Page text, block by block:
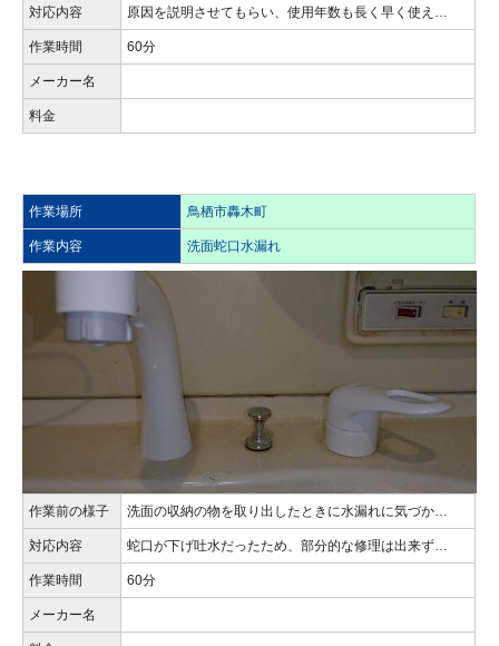
対応内容 原因を説明させてもらい、使用年数も長く早く使え…
作業時間 60分
メーカー名
料金
作業場所 鳥栖市轟木町
作業内容 洗面蛇口水漏れ
作業前の様子 洗面の収納の物を取り出したときに水漏れに気づか…
対応内容 蛇口が下げ吐水だったため、部分的な修理は出来ず…
作業時間 60分
メーカー名